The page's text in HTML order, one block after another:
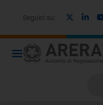
Seguici su: